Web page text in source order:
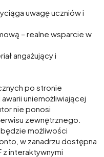
uwagę uczniów i
– realne wsparcie w
angażujący i
po stronie
uniemożliwiającej
nie ponosi
zewnętrznego.
możliwości
w zanadrzu dostępna
z interaktywnymi